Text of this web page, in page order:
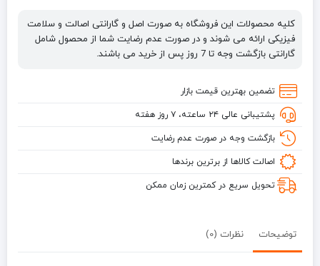
جلبک
دریایی
سیوید
مدل
بدون
سولفات
1000
میل
کلیه محصولات این فروشگاه به صورت اصل و گارانتی اصالت و سلامت
فیزیکی ارائه می شوند و در صورت عدم رضایت شما از محصول شامل
گارانتی بازگشت وجه تا 7 روز پس از خرید می باشند.
تضمین بهترین قیمت بازار
پشتیبانی عالی ۲۴ ساعته، ۷ روز هفته
بازگشت وجه در صورت عدم رضایت
اصالت کالاها از برترین برندها
تحویل سریع در کمترین زمان ممکن
توضیحات نظرات (0)